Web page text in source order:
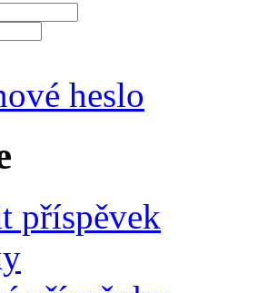
heslo
příspěvek